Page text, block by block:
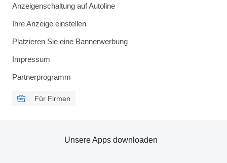
Anzeigenschaltung auf Autoline
Ihre Anzeige einstellen
Platzieren Sie eine Bannerwerbung
Impressum
Partnerprogramm
Für Firmen
Unsere Apps downloaden